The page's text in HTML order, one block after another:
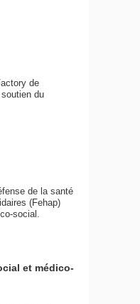
de
du
de la santé
(Fehap)
social.
et médico-